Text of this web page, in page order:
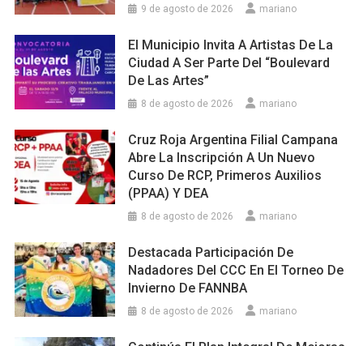
9 de agosto de 2026 mariano
El Municipio Invita A Artistas De La
Ciudad A Ser Parte Del “Boulevard
De Las Artes”
8 de agosto de 2026 mariano
Cruz Roja Argentina Filial Campana
Abre La Inscripción A Un Nuevo
Curso De RCP, Primeros Auxilios
(PPAA) Y DEA
8 de agosto de 2026 mariano
Destacada Participación De
Nadadores Del CCC En El Torneo De
Invierno De FANNBA
8 de agosto de 2026 mariano